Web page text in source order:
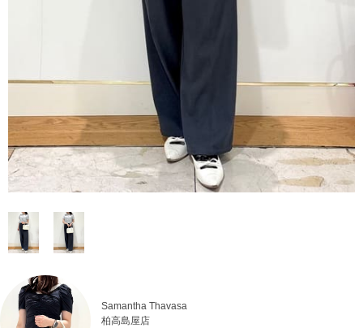
Samantha Thavasa
柏高島屋店